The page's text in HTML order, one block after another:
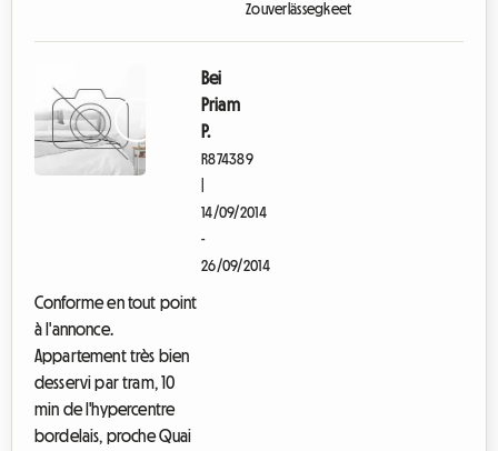
Zouverlässegkeet
Bei
Priam
P.
R874389
14/09/2014
-
26/09/2014
Conforme en tout point
à l'annonce.
Appartement très bien
desservi par tram, 10
min de l'hypercentre
bordelais, proche Quai